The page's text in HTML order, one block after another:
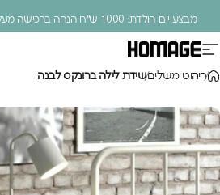
מבצע יום הולדת: 1000 ש״ח הנחה ברכישה מעל 3,000 ש״ח. קופון: יוםהולדת
.
ניווט באתר
Homage Design
ריהוט משליםשידת לילה ברונקס לבנה